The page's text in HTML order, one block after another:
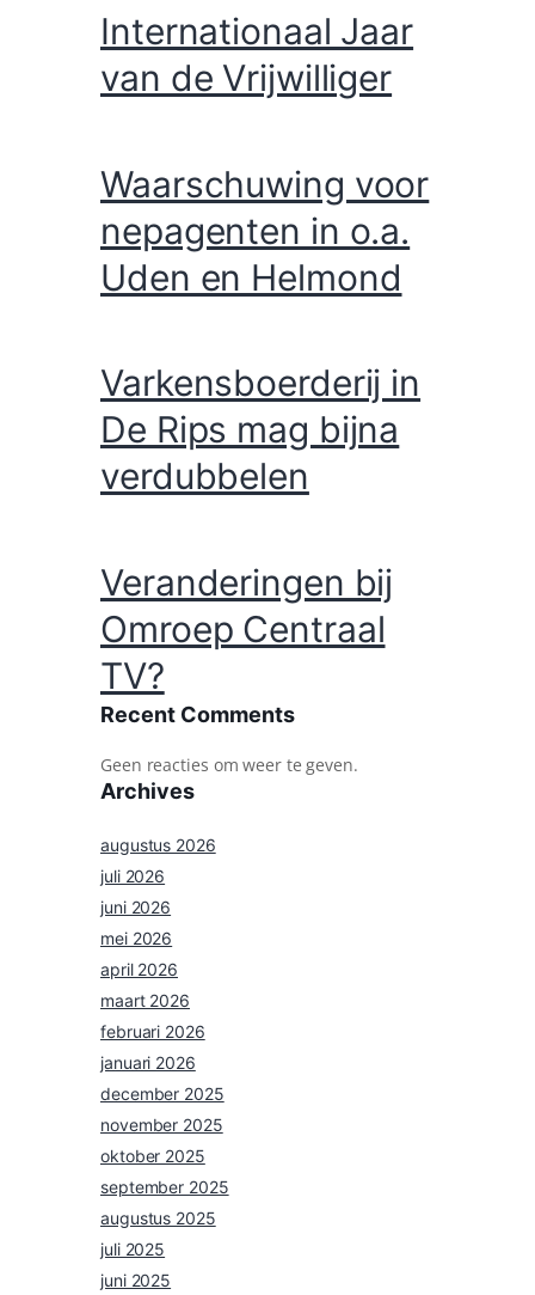
Internationaal Jaar
van de Vrijwilliger
Waarschuwing voor
nepagenten in o.a.
Uden en Helmond
Varkensboerderij in
De Rips mag bijna
verdubbelen
Veranderingen bij
Omroep Centraal
TV?
Recent Comments
Geen reacties om weer te geven.
Archives
augustus 2026
juli 2026
juni 2026
mei 2026
april 2026
maart 2026
februari 2026
januari 2026
december 2025
november 2025
oktober 2025
september 2025
augustus 2025
juli 2025
juni 2025